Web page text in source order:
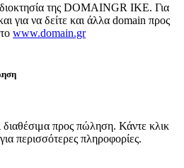
της DOMAINGR ΙΚΕ. Για
για να δείτε και άλλα domain προς
www.domain.gr
προς πώληση. Κάντε κλικ
περισσότερες πληροφορίες.